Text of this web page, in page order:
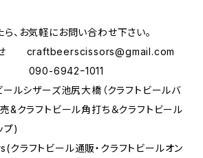
、お気軽にお問い合わせ下さい。
せ craftbeerscissors@gmail.com
090-6942ｰ1011
ールシザーズ池尻大橋（クラフトビールバ
&クラフトビール角打ち＆クラフトビール
プ)
ラフトビール通販・クラフトビールオン